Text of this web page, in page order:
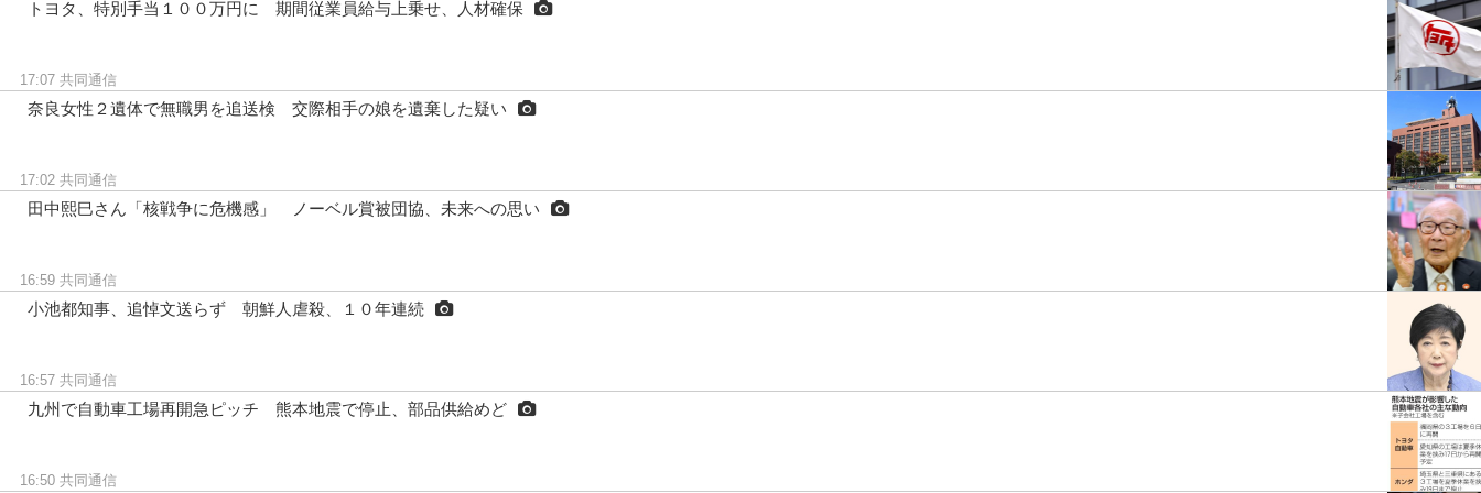
トヨタ、特別手当１００万円に 期間従業員給与上乗せ、人材確保
17:07 共同通信
奈良女性２遺体で無職男を追送検 交際相手の娘を遺棄した疑い
17:02 共同通信
田中熙巳さん「核戦争に危機感」 ノーベル賞被団協、未来への思い
16:59 共同通信
小池都知事、追悼文送らず 朝鮮人虐殺、１０年連続
16:57 共同通信
九州で自動車工場再開急ピッチ 熊本地震で停止、部品供給めど
16:50 共同通信